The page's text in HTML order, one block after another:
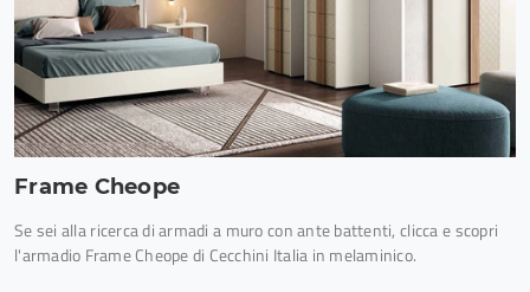
Frame Cheope
Se sei alla ricerca di armadi a muro con ante battenti, clicca e scopri
l'armadio Frame Cheope di Cecchini Italia in melaminico.